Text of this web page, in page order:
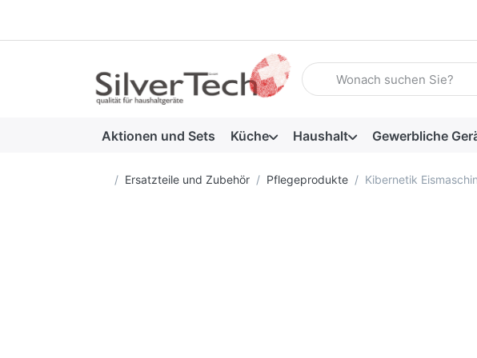
Geben Sie einen Suchbegriff
Aktionen und Sets Küche Haushalt Gewerbliche
Startseite
Ersatzteile und Zubehör Pflegeprodukte Kibernetik